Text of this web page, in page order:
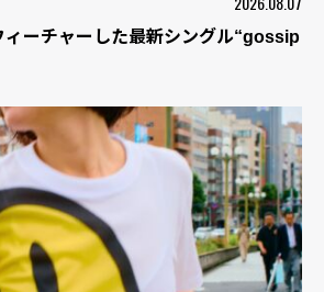
ーチャーした最新シングル“gossip